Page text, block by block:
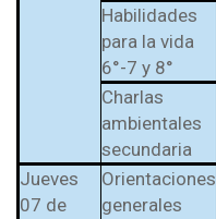
Habilidades
para la vida
6°-7 y 8°
Charlas
ambientales
secundaria
Jueves
07 de
Orientaciones
generales